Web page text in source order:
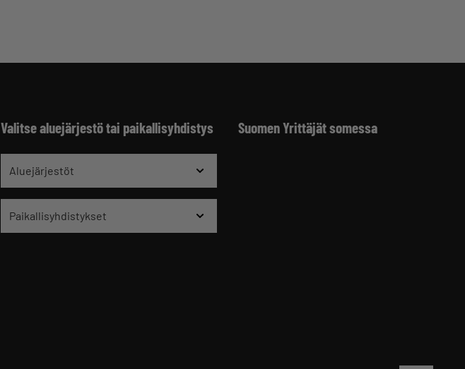
Valitse aluejärjestö tai paikallisyhdistys
Aluejärjestöt
Paikallisyhdistykset
Suomen Yrittäjät somessa